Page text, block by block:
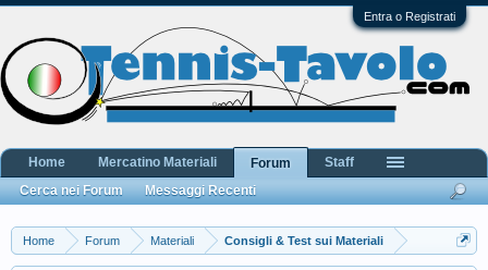
Entra o Registrati
Home Forum Materiali Consigli & Test sui Materiali
Home Mercatino Materiali
Forum
Cerca nei Forum
Messaggi Recenti
Staff